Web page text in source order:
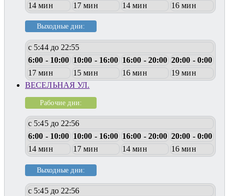
14 мин
17 мин 14 мин 16 мин
Выходные дни:
с 5:44 до 22:55
6:00 - 10:00 10:00 - 16:00 16:00 - 20:00 20:00 - 0:00
17 мин
15 мин 16 мин
19 мин
ВЕСЕЛЬНАЯ УЛ.
Рабочие дни:
с 5:45 до 22:56
6:00 - 10:00 10:00 - 16:00 16:00 - 20:00 20:00 - 0:00
14 мин
17 мин 14 мин 16 мин
Выходные дни:
с 5:45 до 22:56